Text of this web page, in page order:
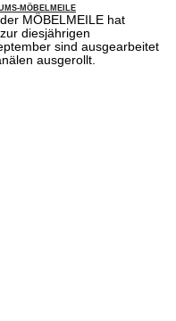
MÖBELMEILE
MÖBELMEILE hat
diesjährigen
sind ausgearbeitet
ausgerollt.